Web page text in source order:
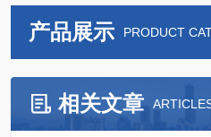
产品展示 PRODUCT
相关文章